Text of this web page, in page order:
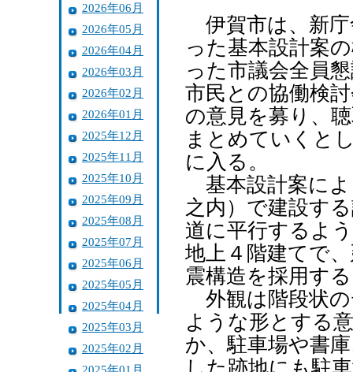
2026年06月
2026年05月
2026年04月
2026年03月
2026年02月
2026年01月
2025年12月
2025年11月
2025年10月
2025年09月
2025年08月
2025年07月
2025年06月
2025年05月
2025年04月
2025年03月
2025年02月
2025年01月
伊賀市は、新
った基本設計案
った市議会全員
市民との協働検
の意見を募り、
まとめていくと
に入る。
基本設計案によ
之内）で建設す
道に平行するよ
地上４階建てで
震構造を採用す
外観は階段状の
ような形とする
か、駐車場や書